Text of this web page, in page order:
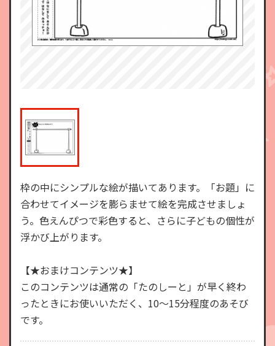
枠の中にシンプルな絵が描いてあります。「お題」に
合わせてイメージを膨らませて絵を完成させましょ
う。色えんぴつで彩色すると、さらに子どもの個性が
浮かび上がります。
【★おまけコンテンツ★】
このコンテンツは通常の「たのしーと」が早く終わ
ったときにお使いいただく、10～15分程度のあそび
です。